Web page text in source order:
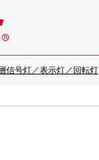
信号灯／表示灯／回転灯